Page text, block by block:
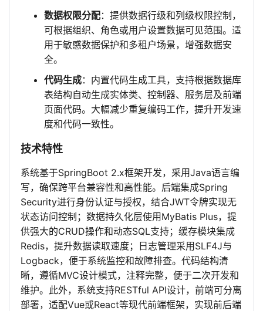
数据权限分配：提供数据行级和列级权限控制，
可根据组织、角色或用户设置数据可见范围。适
用于敏感数据保护和多租户场景，增强数据安
全。
代码生成：内置代码生成工具，支持根据数据库
表结构自动生成实体类、控制器、服务层及前端
页面代码。大幅减少重复编码工作，提升开发速
度和代码一致性。
技术特性
系统基于SpringBoot 2.x框架开发，采用Java语言编
写，确保跨平台兼容性和高性能。后端集成Spring
Security进行身份认证与授权，结合JWT令牌实现无
状态访问控制；数据持久化层使用MyBatis Plus，提
供强大的CRUD操作和动态SQL支持；缓存模块集成
Redis，提升数据读取速度；日志管理采用SLF4J与
Logback，便于系统监控和故障排查。代码结构清
晰，遵循MVC设计模式，注释完整，便于二次开发和
维护。此外，系统支持RESTful API设计，前端可分离
部署，适配Vue或React等现代前端框架，实现前后端